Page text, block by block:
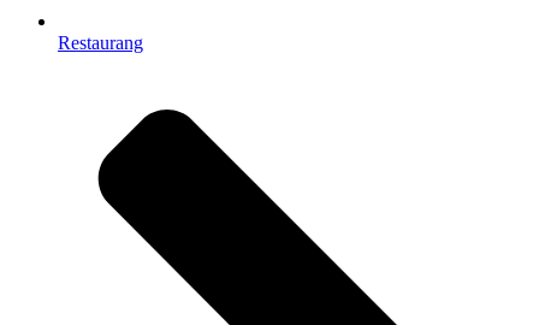
Restaurang